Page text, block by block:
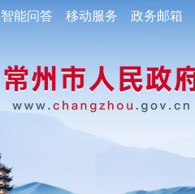
智能问答 移动服务 政务邮箱